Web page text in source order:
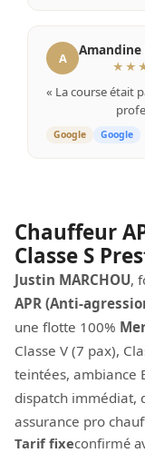
A Amandine
« La course était
Google Google
Chauffeur
Classe S
Justin MARCHOU,
APR (Anti-
une flotte 100%
Classe V (7 pax),
teintées, ambiance
dispatch immédiat,
assurance pro
Tarif fixeconfirmé